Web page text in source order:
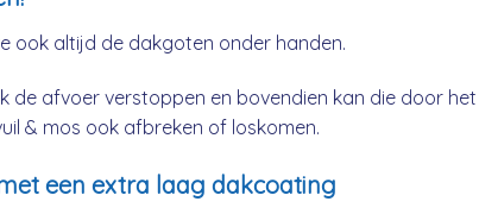
ook altijd de dakgoten onder handen.
de afvoer verstoppen en bovendien kan die door het
& mos ook afbreken of loskomen.
een extra laag dakcoating